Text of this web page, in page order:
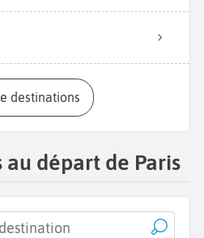
destinations
départ de Paris